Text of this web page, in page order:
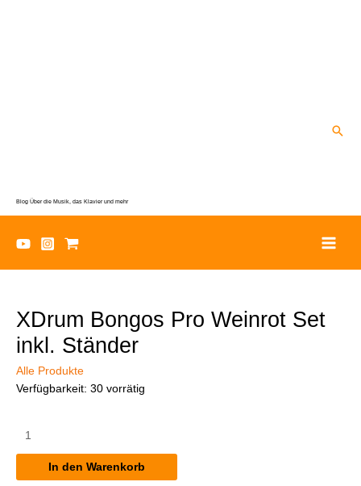
Blog Über die Musik, das Klavier und mehr
XDrum Bongos Pro Weinrot Set
inkl. Ständer
Alle Produkte
Verfügbarkeit: 30 vorrätig
Bongos
Weinrot
In den Warenkorb